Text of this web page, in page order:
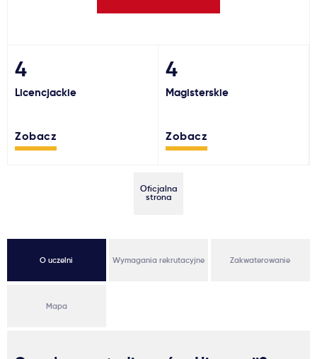
Usługi
Aktualności
4
Licencjackie
Zobacz
4
Magisterskie
Zobacz
Oficjalna
strona
O uczelni Wymagania rekrutacyjne Zakwaterowanie
Mapa